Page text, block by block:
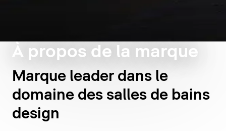
À propos de la marque
Marque leader dans le
domaine des salles de bains
design